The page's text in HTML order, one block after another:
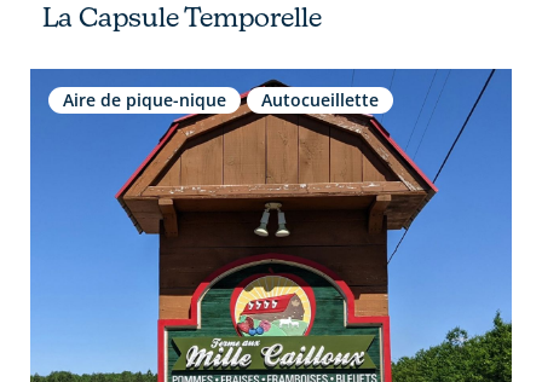
La Capsule Temporelle
Aire de pique-nique Autocueillette